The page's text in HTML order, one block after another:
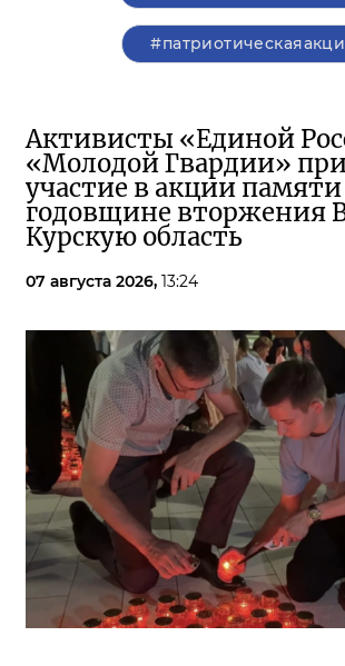
Активисты «Единой
«Молодой Гвардии»
участие в акции памяти
годовщине вторжения
Курскую область
07 августа 2026, 13:24